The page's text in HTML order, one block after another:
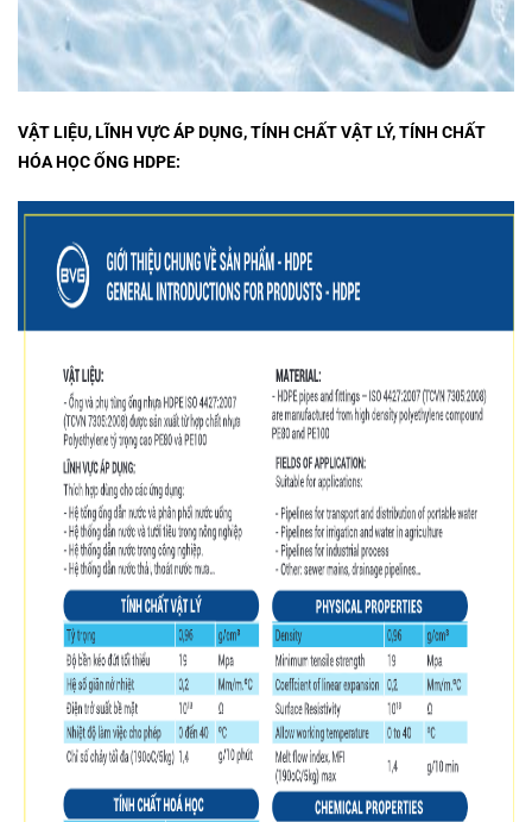
VẬT LIỆU, LĨNH VỰC ÁP DỤNG, TÍNH CHẤT VẬT LÝ, TÍNH CHẤT
HÓA HỌC ỐNG HDPE: